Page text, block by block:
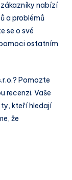
nabízí
a problémů
se o své
ostatním
Pomozte
recenzi. Vaše
kteří hledají
že